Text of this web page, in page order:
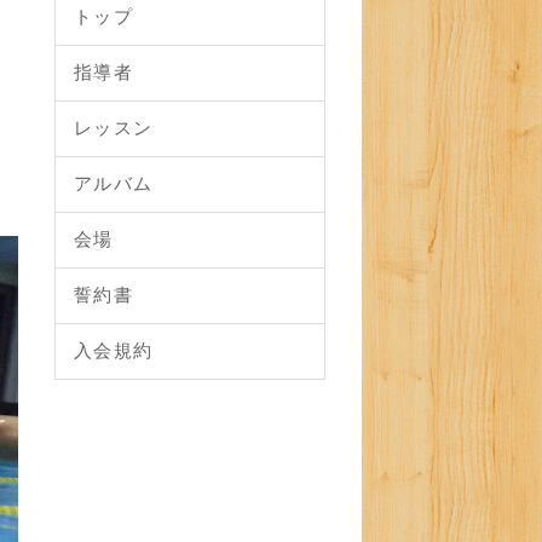
トップ
指導者
レッスン
アルバム
会場
誓約書
入会規約